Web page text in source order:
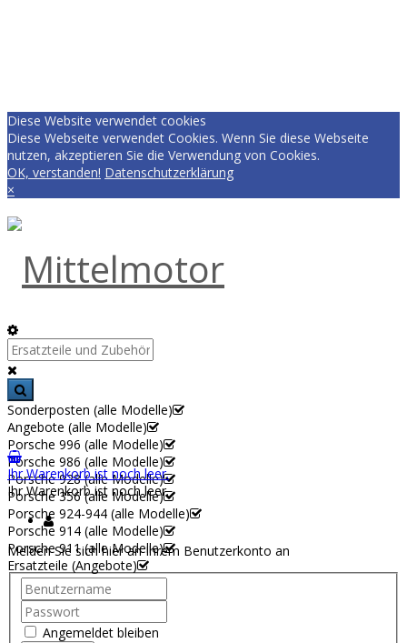
Diese Website verwendet cookies
Diese Webseite verwendet Cookies. Wenn Sie diese Webseite
nutzen, akzeptieren Sie die Verwendung von Cookies.
OK, verstanden! Datenschutzerklärung
×
Sonderposten (alle Modelle)
Angebote (alle Modelle)
Porsche 996 (alle Modelle)
Porsche 986 (alle Modelle)
Porsche 928 (alle Modelle)
Porsche 356 (alle Modelle)
Porsche 924-944 (alle Modelle)
Porsche 914 (alle Modelle)
Porsche 911 (alle Modelle)
Ersatzteile (Angebote)
Ihr Warenkorb ist noch leer.
Ihr Warenkorb ist noch leer.
Melden Sie sich hier an Ihrem Benutzerkonto an
Angemeldet bleiben